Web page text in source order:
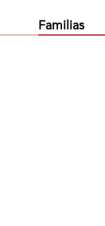
Familias